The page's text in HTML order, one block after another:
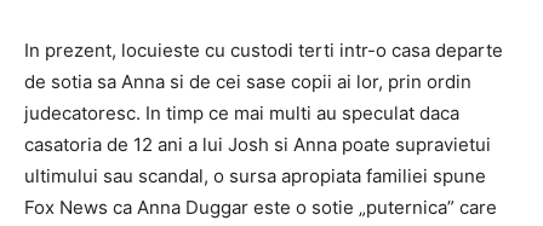
In prezent, locuieste cu custodi terti intr-o casa departe
de sotia sa Anna si de cei sase copii ai lor, prin ordin
judecatoresc. In timp ce mai multi au speculat daca
casatoria de 12 ani a lui Josh si Anna poate supravietui
ultimului sau scandal, o sursa apropiata familiei spune
Fox News ca Anna Duggar este o sotie „puternica” care